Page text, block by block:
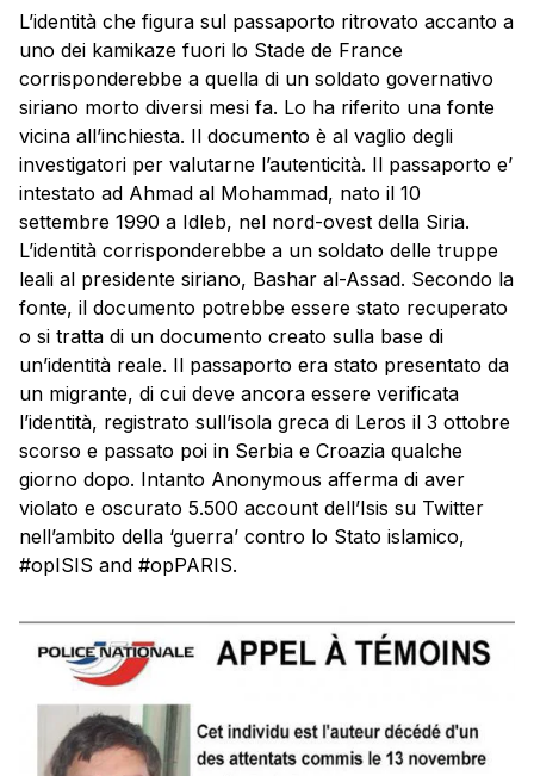
L’identità che figura sul passaporto ritrovato accanto a
uno dei kamikaze fuori lo Stade de France
corrisponderebbe a quella di un soldato governativo
siriano morto diversi mesi fa. Lo ha riferito una fonte
vicina all’inchiesta. Il documento è al vaglio degli
investigatori per valutarne l’autenticità. Il passaporto e’
intestato ad Ahmad al Mohammad, nato il 10
settembre 1990 a Idleb, nel nord-ovest della Siria.
L’identità corrisponderebbe a un soldato delle truppe
leali al presidente siriano, Bashar al-Assad. Secondo la
fonte, il documento potrebbe essere stato recuperato
o si tratta di un documento creato sulla base di
un’identità reale. Il passaporto era stato presentato da
un migrante, di cui deve ancora essere verificata
l’identità, registrato sull’isola greca di Leros il 3 ottobre
scorso e passato poi in Serbia e Croazia qualche
giorno dopo. Intanto Anonymous afferma di aver
violato e oscurato 5.500 account dell’Isis su Twitter
nell’ambito della ‘guerra’ contro lo Stato islamico,
#opISIS and #opPARIS.